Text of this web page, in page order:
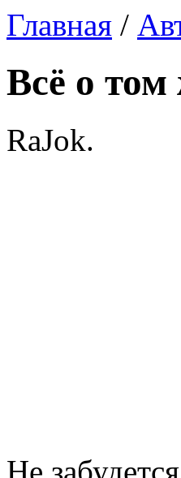
Главная /
Всё о том
RaJok.
Не